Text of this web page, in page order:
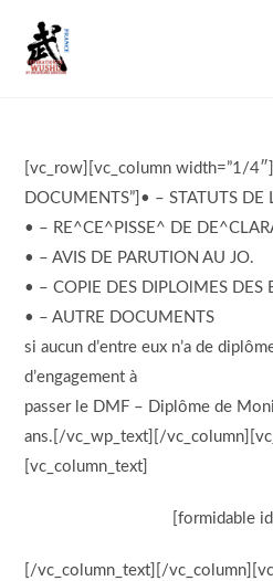
content
[vc_row][vc_column width=”1/
DOCUMENTS”]• – STATUTS DE
• – RE^CE^PISSE^ DE
• – AVIS DE PARUTION AU JO.
• – COPIE DES DIPLOlMES DES
• – AUTRE DOCUMENTS
si aucun d’entre eux n’a de
d’engagement à
passer le DMF – Diplôme de
ans.[/vc_wp_text][/
[vc_column_text]
[formidable
[/vc_column_text][/